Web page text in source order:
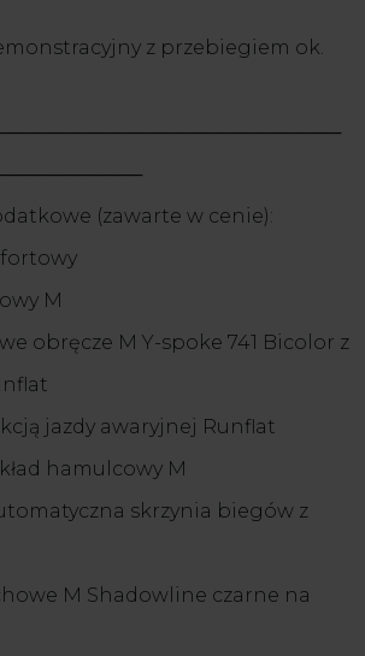
z przebiegiem ok.
(zawarte w cenie):
M
obręcze M Y-spoke 741 Bicolor z
jazdy awaryjnej Runflat
hamulcowy M
skrzynia biegów z
M Shadowline czarne na